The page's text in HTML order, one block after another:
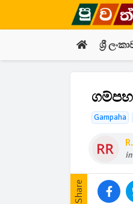
ශ්‍රී
Gampaha
in
Share